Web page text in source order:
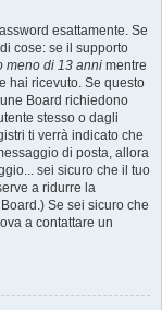
esattamente. Se
cose: se il supporto
meno di 13 anni mentre
hai ricevuto. Se questo
Board richiedono
stesso o dagli
ti verrà indicato che
di posta, allora
sei sicuro che il tuo
a ridurre la
Se sei sicuro che
a contattare un